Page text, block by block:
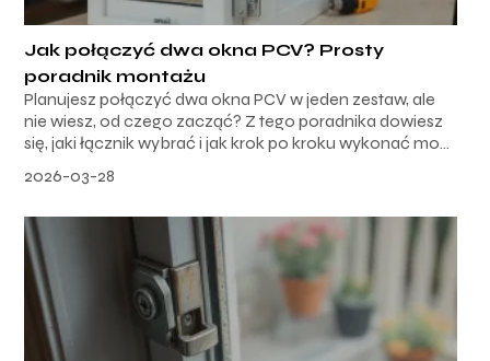
Jak połączyć dwa okna PCV? Prosty
poradnik montażu
Planujesz połączyć dwa okna PCV w jeden zestaw, ale
nie wiesz, od czego zacząć? Z tego poradnika dowiesz
się, jaki łącznik wybrać i jak krok po kroku wykonać mo...
2026-03-28